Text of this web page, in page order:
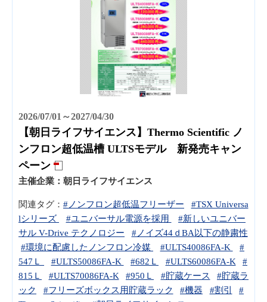
2026/07/01～2027/04/30
【朝日ライフサイエンス】Thermo Scientific ノ
ンフロン超低温槽 ULTSモデル 新発売キャン
ペーン
主催企業： 朝日ライフサイエンス
関連タグ： #ノンフロン超低温フリーザー
#TSX Universa
lシリーズ
#ユニバーサル電源を採用
#新しいユニバー
サル V-Drive テクノロジー
#ノイズ44ｄBA以下の静粛性
#環境に配慮したノンフロン冷媒
#ULTS40086FA-K
#
547Ｌ
#ULTS50086FA-K #682Ｌ #ULTS60086FA-K
#
815Ｌ
#ULTS70086FA-K #950Ｌ #貯蔵ケース
#貯蔵ラ
ック
#フリーズボックス用貯蔵ラック #機器 #割引
#